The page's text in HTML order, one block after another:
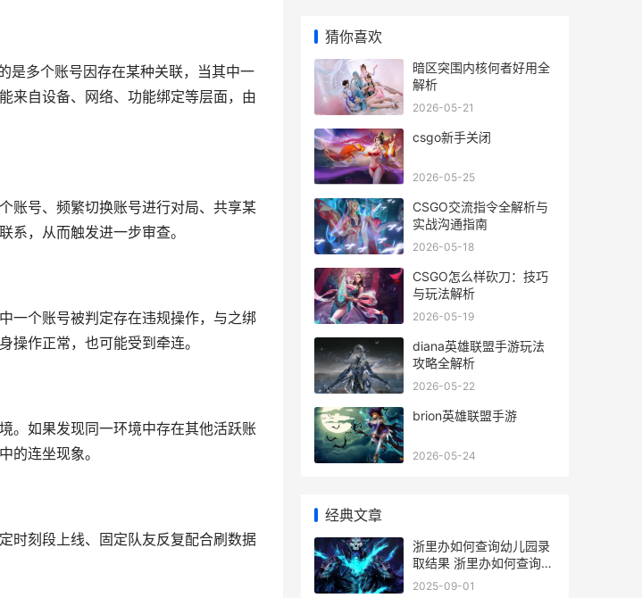
是多个账号因存在某种关联，当其中一
来自设备、网络、功能绑定等层面，由
账号、频繁切换账号进行对局、共享某
系，从而触发进一步审查。
一个账号被判定存在违规操作，与之绑
操作正常，也可能受到牵连。
。如果发现同一环境中存在其他活跃账
的连坐现象。
时刻段上线、固定队友反复配合刷数据
猜你喜欢
暗区突围内核何者好用全
解析
2026-05-21
csgo新手关闭
2026-05-25
CSGO交流指令全解析与
实战沟通指南
2026-05-18
CSGO怎么样砍刀：技巧
与玩法解析
2026-05-19
diana英雄联盟手游玩法
攻略全解析
2026-05-22
brion英雄联盟手游
2026-05-24
经典文章
浙里办如何查询幼儿园录
取结果 浙里办如何查询档
案在哪里
2025-09-01